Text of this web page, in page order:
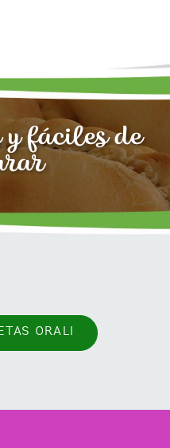
y fáciles de
ORALI